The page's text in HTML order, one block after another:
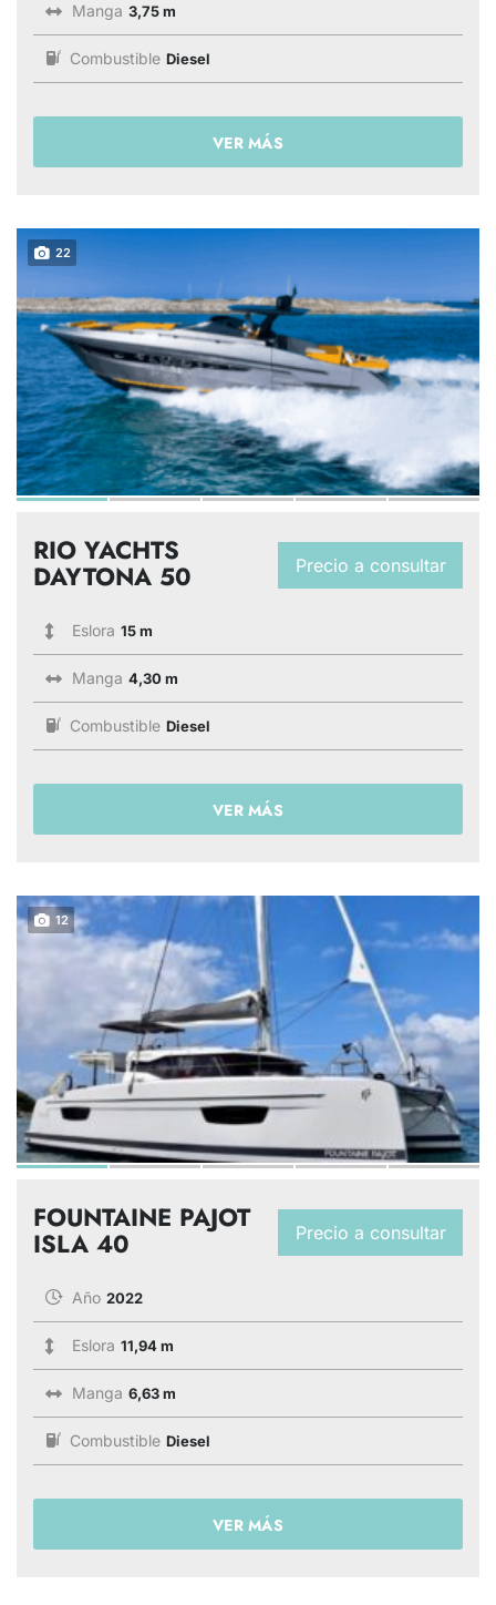
Manga 3,75 m
Combustible Diesel
VER MÁS
22
Precio a consultar
RIO YACHTS
DAYTONA 50
Eslora 15 m
Manga 4,30 m
Combustible Diesel
VER MÁS
12
Precio a consultar
FOUNTAINE PAJOT
ISLA 40
Año 2022
Eslora 11,94 m
Manga 6,63 m
Combustible Diesel
VER MÁS